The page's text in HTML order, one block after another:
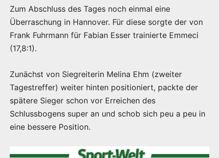
Zum Abschluss des Tages noch einmal eine
Überraschung in Hannover. Für diese sorgte der von
Frank Fuhrmann für Fabian Esser trainierte Emmeci
(17,8:1).
Zunächst von Siegreiterin Melina Ehm (zweiter
Tagestreffer) weiter hinten positioniert, packte der
spätere Sieger schon vor Erreichen des
Schlussbogens super an und schob sich peu a peu in
eine bessere Position.